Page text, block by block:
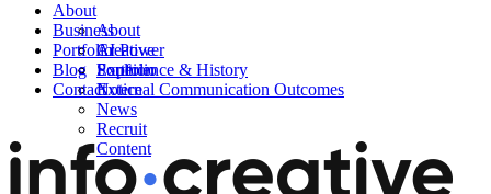
About
About
AI Power
Experience & History
Business
Creative
Soultion
Portfolio
Portfolio
External Communication Outcomes
Blog
Notice
News
Recruit
Content
Contact